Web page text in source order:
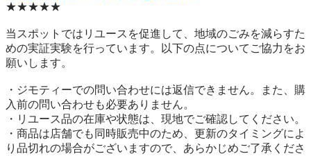
★★★★★
当スポットではリユースを促進して、地域のごみを減らすた
めの実証実験を行っています。以下の点についてご協力をお
願いします。
・ジモティーでの問い合わせには返信できません。また、購
入前の問い合わせも必要ありません。
・リユース品の在庫や状態は、現地でご確認してください。
・商品は店舗でも同時販売中のため、更新のタイミングによ
り品切れの場合がございますので、あらかじめご了承くださ